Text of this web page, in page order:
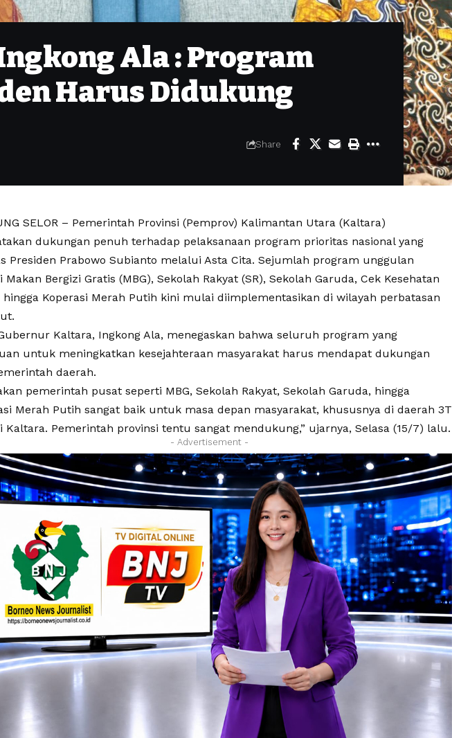
Ala : Program
Harus Didukung
Share
SELOR – Pemerintah Provinsi (Pemprov) Kalimantan Utara (Kaltara)
dukungan penuh terhadap pelaksanaan program prioritas nasional yang
Presiden Prabowo Subianto melalui Asta Cita. Sejumlah program unggulan
Makan Bergizi Gratis (MBG), Sekolah Rakyat (SR), Sekolah Garuda, Cek Kesehatan
hingga Koperasi Merah Putih kini mulai diimplementasikan di wilayah perbatasan
Kaltara, Ingkong Ala, menegaskan bahwa seluruh program yang
untuk meningkatkan kesejahteraan masyarakat harus mendapat dukungan
daerah.
pemerintah pusat seperti MBG, Sekolah Rakyat, Sekolah Garuda, hingga
Merah Putih sangat baik untuk masa depan masyarakat, khususnya di daerah 3T
Kaltara. Pemerintah provinsi tentu sangat mendukung,” ujarnya, Selasa (15/7) lalu.
- Advertisement -